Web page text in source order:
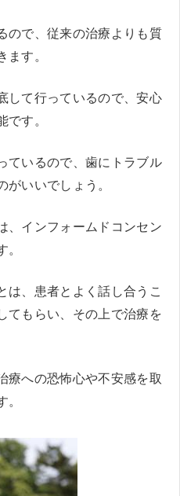
ので、従来の治療よりも質
す。
して行っているので、安心
す。
ているので、歯にトラブル
いいでしょう。
、インフォームドコンセン
は、患者とよく話し合うこ
てもらい、その上で治療を
療への恐怖心や不安感を取